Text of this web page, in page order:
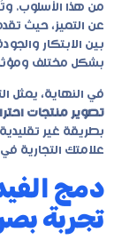
من هذا الأسلوب.
عن التميز، حيث
بين الابتكار
بشكل مختلف
في النهاية، يمثل
تصوير منتجات
بطريقة غير
علامتك التجارية
دمج
تجربة